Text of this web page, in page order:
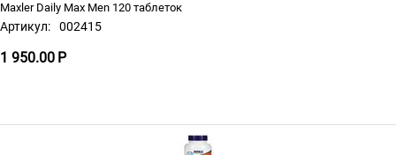
Maxler Daily Max Men 120 таблеток
Артикул: 002415
1 950.00 Р